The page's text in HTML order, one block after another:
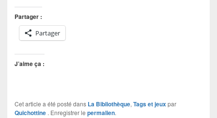
Partager :
Partager
J’aime ça :
Cet article a été posté dans La Bibliothèque, Tags et jeuxpar
Quichottine . Enregistrer le permalien.